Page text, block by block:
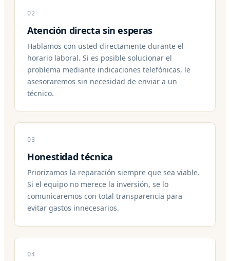
02
Atención directa sin esperas
Hablamos con usted directamente durante el
horario laboral. Si es posible solucionar el
problema mediante indicaciones telefónicas, le
asesoraremos sin necesidad de enviar a un
técnico.
03
Honestidad técnica
Priorizamos la reparación siempre que sea viable.
Si el equipo no merece la inversión, se lo
comunicaremos con total transparencia para
evitar gastos innecesarios.
04